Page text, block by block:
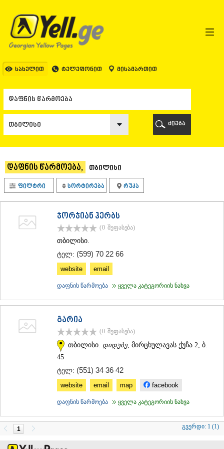
სახელით ტელეფონით მისამართით
ᲗᲑᲘᲚᲘᲡᲘ
ᲗᲑᲘᲚᲘᲡᲘ
ᲐᲤᲮᲐᲖᲔᲗᲘ
ᲒᲐᲚᲘ
ᲑᲐᲗᲣᲛᲘ
ᲥᲝᲑᲣᲚᲔᲗᲘ
ᲨᲣᲐᲮᲔᲕᲘ
ᲩᲐᲥᲕᲘ
ᲝᲖᲣᲠᲒᲔᲗᲘ
ᲩᲝᲮᲐᲢᲐᲣᲠᲘ
ᲣᲠᲔᲙᲘ
ᲘᲛᲔᲠᲔᲗᲘ
ᲑᲐᲦᲓᲐᲗᲘ
ᲖᲔᲡᲢᲐᲤᲝᲜᲘ
ᲮᲐᲠᲐᲒᲐᲣᲚᲘ
ᲙᲐᲮᲔᲗᲘ
ᲐᲮᲛᲔᲢᲐ
ᲓᲔᲓᲝᲤᲚᲘᲡᲬᲧᲐᲠᲝ
ᲛᲪᲮᲔᲗᲐ–ᲛᲗᲘᲐᲜᲔᲗᲘ
ᲓᲣᲨᲔᲗᲘ
ᲗᲘᲐᲜᲔᲗᲘ
ძიება
დაფნის წარმოება, თბილისი
ფილტრი სორტირება რუკა
ჯორჯიან ჰერბს
(0 შეფასება)
თბილისი.
ტელ: (599) 70 22 66
website email
დაფნის წარმოება ყველა კატეგორიის ნახვა
გარია
(0 შეფასება)
თბილისი. დიდუბე , მირცხულავას ქუჩა 2, ბ.
45
ტელ: (551) 34 36 42
website email map facebook
დაფნის წარმოება ყველა კატეგორიის ნახვა
1 გვერდი: 1 (1)